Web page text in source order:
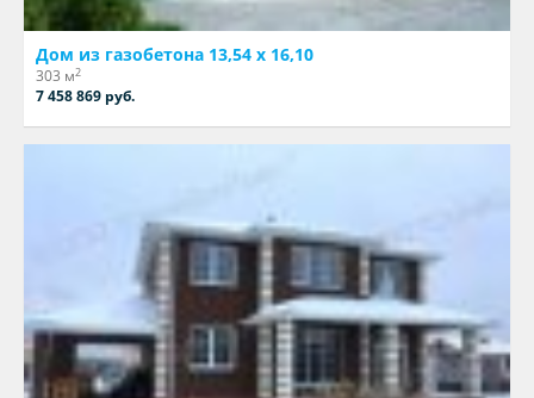
Дом из газобетона 13,54 х 16,10
303 м2
7 458 869 руб.